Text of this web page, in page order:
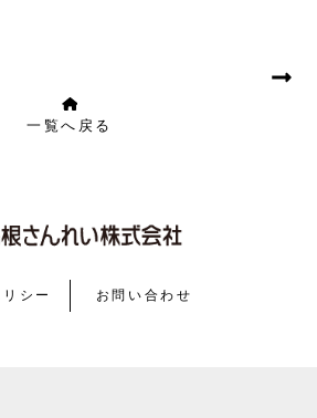
一覧へ戻る
シー お問い合わせ